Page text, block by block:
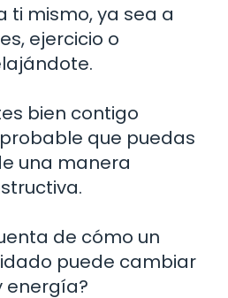
ti mismo, ya sea a
ejercicio o
bien contigo
que puedas
una manera
de cómo un
puede cambiar
energía?